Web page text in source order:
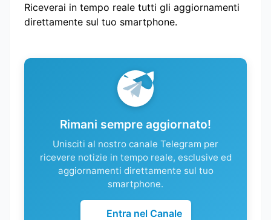
Riceverai in tempo reale tutti gli aggiornamenti
direttamente sul tuo smartphone.
Rimani sempre aggiornato!
Unisciti al nostro canale Telegram per
ricevere notizie in tempo reale, esclusive ed
aggiornamenti direttamente sul tuo
smartphone.
Entra nel Canale